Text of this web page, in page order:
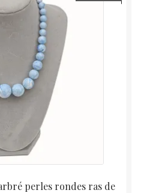
perles rondes ras de